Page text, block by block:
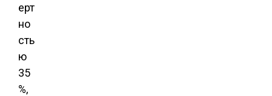
ерт
но
сть
ю
35
%,